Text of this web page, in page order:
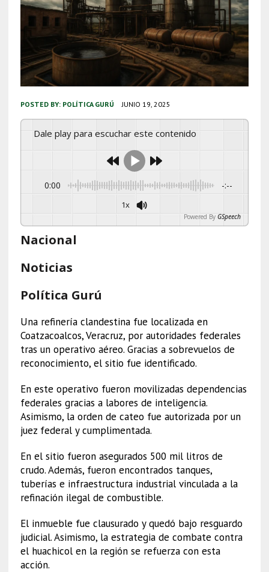
POSTED BY: POLÍTICA GURÚ JUNIO 19, 2025
Dale play para escuchar este contenido
0:00 -:--
1x
Powered By GSpeech
Nacional
Noticias
Política Gurú
Una refinería clandestina fue localizada en
Coatzacoalcos, Veracruz, por autoridades federales
tras un operativo aéreo. Gracias a sobrevuelos de
reconocimiento, el sitio fue identificado.
En este operativo fueron movilizadas dependencias
federales gracias a labores de inteligencia.
Asimismo, la orden de cateo fue autorizada por un
juez federal y cumplimentada.
En el sitio fueron asegurados 500 mil litros de
crudo. Además, fueron encontrados tanques,
tuberías e infraestructura industrial vinculada a la
refinación ilegal de combustible.
El inmueble fue clausurado y quedó bajo resguardo
judicial. Asimismo, la estrategia de combate contra
el huachicol en la región se refuerza con esta
acción.